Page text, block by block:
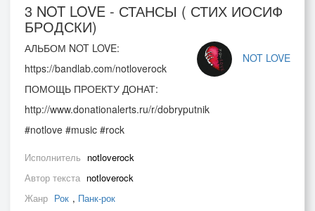
3 NOT LOVE - СТАНСЫ ( СТИХ ИОСИФ
БРОДСКИ)
NOT LOVE
АЛЬБОМ NOT LOVE:
https://bandlab.com/notloverock
ПОМОЩЬ ПРОЕКТУ ДОНАТ:
http://www.donationalerts.ru/r/dobryputnik
#notlove #music #rock
Исполнитель notloverock
Автор текста notloverock
Жанр Рок , Панк-рок